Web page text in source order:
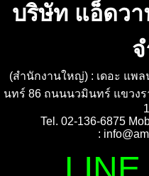
บริษัท แอ็ดว
(สำนักงานใหญ่) : เดอะ แพ
นทร์ 86 ถนนนวมินทร์ แขวงร
Tel. 02-136-6875
: